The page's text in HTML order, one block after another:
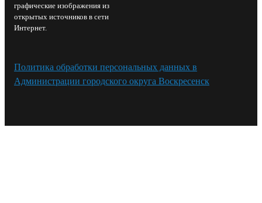
графические изображения из
открытых источников в сети
Интернет.
Политика обработки персональных данных в
Администрации городского округа Воскресенск